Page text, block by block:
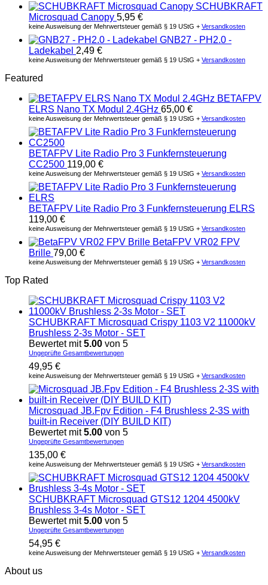
SCHUBKRAFT
Microsquad Canopy 5,95 €
keine Ausweisung der Mehrwertsteuer gemäß § 19 UStG + Versandkosten
GNB27 - PH2.0 -
Ladekabel 2,49 €
keine Ausweisung der Mehrwertsteuer gemäß § 19 UStG + Versandkosten
Featured
BETAFPV
ELRS Nano TX Modul 2.4GHz 65,00 €
keine Ausweisung der Mehrwertsteuer gemäß § 19 UStG + Versandkosten
BETAFPV Lite Radio Pro 3 Funkfernsteuerung
CC2500 119,00 €
keine Ausweisung der Mehrwertsteuer gemäß § 19 UStG + Versandkosten
BETAFPV Lite Radio Pro 3 Funkfernsteuerung ELRS
119,00 €
keine Ausweisung der Mehrwertsteuer gemäß § 19 UStG + Versandkosten
BetaFPV VR02 FPV
Brille 79,00 €
keine Ausweisung der Mehrwertsteuer gemäß § 19 UStG + Versandkosten
Top Rated
SCHUBKRAFT Microsquad Crispy 1103 V2 11000kV
Brushless 2-3s Motor - SET
Bewertet mit5.00 von 5
Ungeprüfte Gesamtbewertungen
49,95 €
keine Ausweisung der Mehrwertsteuer gemäß § 19 UStG + Versandkosten
Microsquad JB.Fpv Edition - F4 Brushless 2-3S with
built-in Receiver (DIY BUILD KIT)
Bewertet mit5.00 von 5
Ungeprüfte Gesamtbewertungen
135,00 €
keine Ausweisung der Mehrwertsteuer gemäß § 19 UStG + Versandkosten
SCHUBKRAFT Microsquad GTS12 1204 4500kV
Brushless 3-4s Motor - SET
Bewertet mit5.00 von 5
Ungeprüfte Gesamtbewertungen
54,95 €
keine Ausweisung der Mehrwertsteuer gemäß § 19 UStG + Versandkosten
About us